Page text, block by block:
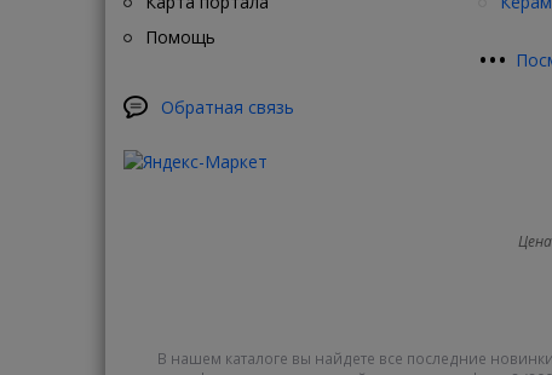
Помощь
Обратная связь
•••
В нашем каталоге вы найдете все последние